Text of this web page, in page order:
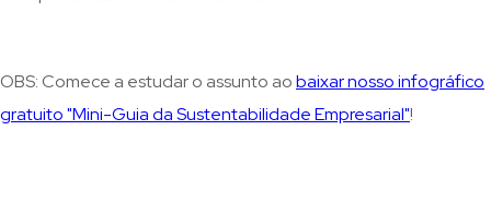
OBS: Comece a estudar o assunto aobaixar nosso infográfico
gratuito "Mini-Guia da Sustentabilidade Empresarial"!